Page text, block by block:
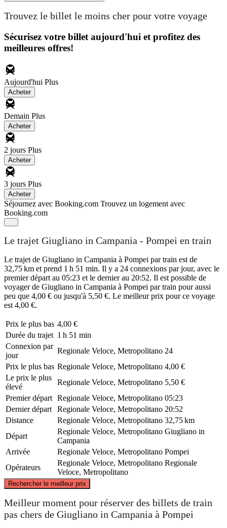
Trouvez le billet le moins cher pour votre voyage
Sécurisez votre billet aujourd'hui et profitez des
meilleures offres!
Aujourd'hui Plus
Acheter
Demain Plus
Acheter
2 jours Plus
Acheter
3 jours Plus
Acheter
Séjournez avec Booking.com Trouvez un logement avec
Booking.com
Le trajet Giugliano in Campania - Pompei en train
Le trajet de Giugliano in Campania à Pompei par train est de
32,75 km et prend 1 h 51 min. Il y a 24 connexions par jour, avec le
premier départ au 05:23 et le dernier au 20:52. Il est possible de
voyager de Giugliano in Campania à Pompei par train pour aussi
peu que 4,00 € ou jusqu'à 5,50 €. Le meilleur prix pour ce voyage
est 4,00 €.
Prix ​​le plus bas 4,00 €
Durée du trajet 1 h 51 min
Connexion par
jour
Regionale Veloce, Metropolitano 24
Prix ​​le plus bas Regionale Veloce, Metropolitano 4,00 €
Le prix le plus
élevé
Regionale Veloce, Metropolitano 5,50 €
Premier départ Regionale Veloce, Metropolitano 05:23
Dernier départ
Regionale Veloce, Metropolitano 20:52
Distance
Regionale Veloce, Metropolitano 32,75 km
Départ
Regionale Veloce, Metropolitano Giugliano in
Campania
Arrivée
Regionale Veloce, Metropolitano Pompei
Opérateurs
Regionale Veloce, Metropolitano Regionale
Veloce, Metropolitano
Rechercher le meilleur prix
©CARTO
Meilleur moment pour réserver des billets de train
pas chers de Giugliano in Campania à Pompei